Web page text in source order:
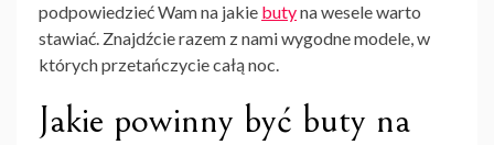
podpowiedzieć Wam na jakie butyna wesele warto
stawiać. Znajdźcie razem z nami wygodne modele, w
których przetańczycie całą noc.
Jakie powinny być buty na